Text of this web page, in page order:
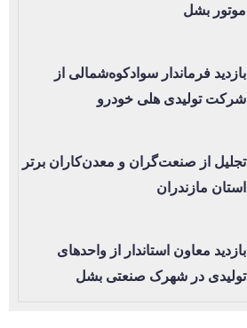
موتور بشل
بازدید فرماندار سوادکوه‌شمالی از
شرکت تولیدی هلی خودرو
تجلیل از صنعت‌گران و معدن‌کاران برتر
استان مازندران
بازدید معاون استاندار از واحدهای
تولیدی در شهرک صنعتی بشل